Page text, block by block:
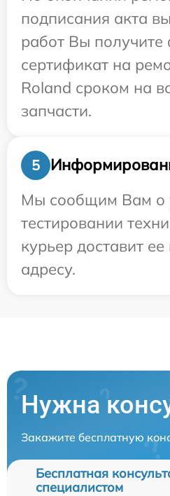
подписания акта
работ Вы
сертификат на
Roland сроком на
запчасти.
5
Мы сообщим Вам о
тестировании
курьер доставит
адресу.
Нужна
Закажите бесплатную
Бесплатная
специалистом